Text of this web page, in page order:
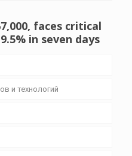
faces critical
in seven days
и технологий